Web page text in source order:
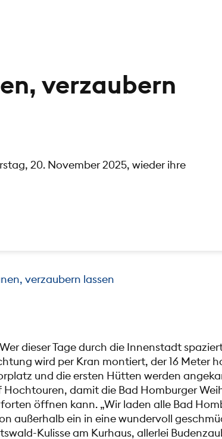
verzaubern
20. November 2025, wieder ihre
verzaubern lassen
Wer dieser Tage durch die Innenstadt
wird per Kran montiert, der 16 Meter
und die ersten Hütten werden
damit die Bad Homburger
öffnen kann. „Wir laden alle Bad
außerhalb ein in eine wundervoll
Kulisse am Kurhaus, allerlei